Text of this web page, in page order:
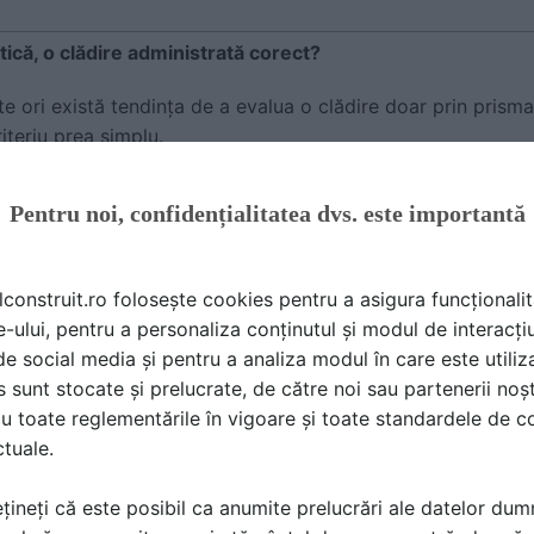
o clădire administrată corect?
ori există tendința de a evalua o clădire doar prin
prea simplu.
presupune să cunoști permanent starea
comportamentul instalațiilor și să poți anticipa
o administrare organizată și una bazată exclusiv pe
Ea devine vizibilă în timp, atunci când costurile de
intervențiilor încep să urmeze direcții complet diferite.
mai mulți beneficiari analizează administrarea tehnică
coordonarea instalațiilor fac parte din același proces.
activități și modul în care ele contribuie la exploatarea
tehnice complete și Facility Management-ului,
Pentru noi, confidențialitatea dvs. este importantă
folosește cookies pentru a asigura
ului, pentru a personaliza conținutul și modul de
social media și pentru a analiza modul în care este
sunt stocate și prelucrate, de către noi sau partenerii
toate reglementările în vigoare și toate standardele de
că este posibil ca anumite prelucrări ale datelor